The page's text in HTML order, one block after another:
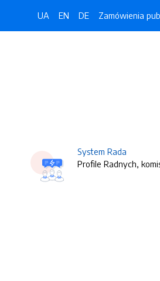
UA EN DE Zamówienia
System Rada
Profile Radnych,